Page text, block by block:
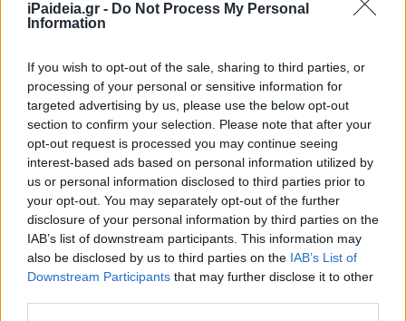
iPaideia.gr - Do Not Process My Personal
Information
If you wish to opt-out of the sale, sharing to third parties, or
processing of your personal or sensitive information for
targeted advertising by us, please use the below opt-out
section to confirm your selection. Please note that after your
opt-out request is processed you may continue seeing
interest-based ads based on personal information utilized by
us or personal information disclosed to third parties prior to
your opt-out. You may separately opt-out of the further
disclosure of your personal information by third parties on the
IAB’s list of downstream participants. This information may
also be disclosed by us to third parties on the IAB’s List of
Downstream Participants that may further disclose it to other
Διευκρινίζεται ότι σύμφωνα με την υπ’ αριθ. 62/2004